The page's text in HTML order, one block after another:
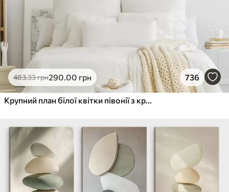
483.33грн290.00 грн 736
Крупний план білої квітки півонії з крапельками води на пелюстках на розмитому фоні